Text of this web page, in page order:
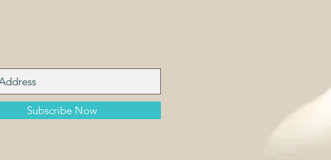
Subscribe Now